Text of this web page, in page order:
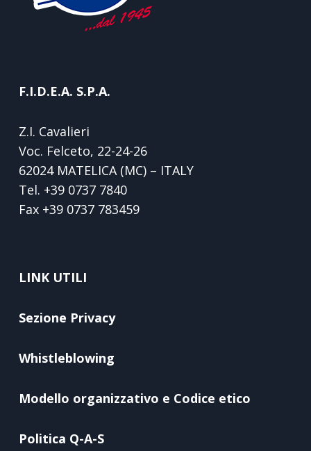
F.I.D.E.A. S.P.A.
Z.I. Cavalieri
Voc. Felceto, 22-24-26
62024 MATELICA (MC) – ITALY
Tel. +39 0737 7840
Fax +39 0737 783459
LINK UTILI
Sezione Privacy
Whistleblowing
Modello organizzativo e Codice etico
Politica Q-A-S